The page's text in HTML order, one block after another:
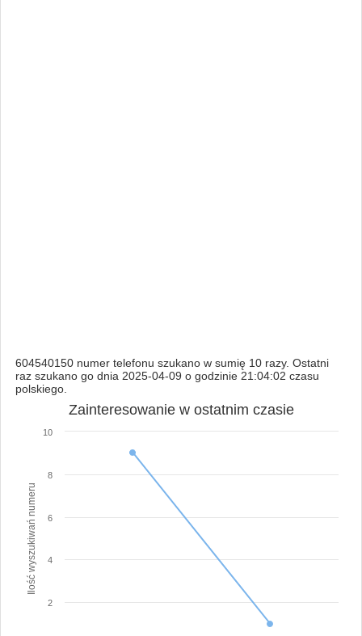
604540150 numer telefonu szukano w sumię 10 razy. Ostatni
raz szukano go dnia 2025-04-09 o godzinie 21:04:02 czasu
polskiego.
Ilość wyszukiwań numeru
Zainteresowanie w ostatnim czasie
2
4
6
8
10